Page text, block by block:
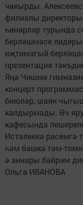
чакырды.
филиалы
һөнәрләр турында
берләшмәсе лидеры
иҗтимагый
презентация
Яңа Чишмә
концерт
биюләр, шаян
калдырмады. Өч
кафесында
Истәлеккә рәсемгә
һәм башка тәм-
ә аннары бәйрәм
Ольга ИВАНОВА